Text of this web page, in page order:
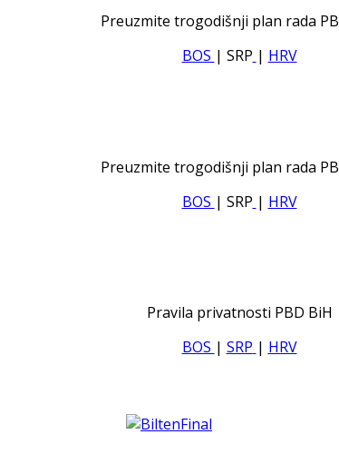
Preuzmite trogodišnji plan rada
BOS | SRP | HRV
Preuzmite trogodišnji plan rada
BOS | SRP | HRV
Pravila privatnosti PBD BiH
BOS | SRP | HRV